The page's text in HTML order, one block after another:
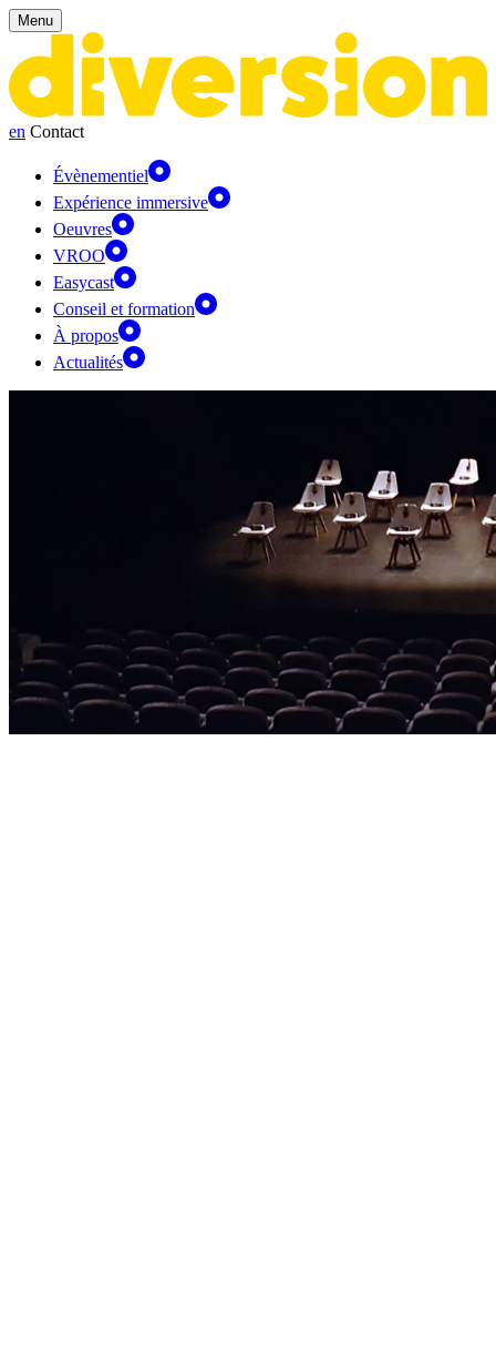
Panneau de gestion des cookies
Menu
en Contact
Évènementiel
Expérience immersive
Oeuvres
VROO
Easycast
Conseil et formation
À propos
Actualités